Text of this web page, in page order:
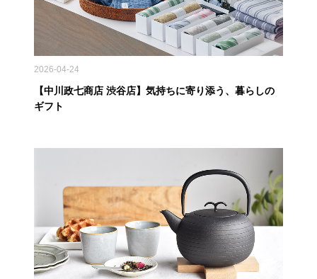
2026-04-24
【中川政七商店 渋谷店】気持ちに寄り添う、暮らしの
ギフト